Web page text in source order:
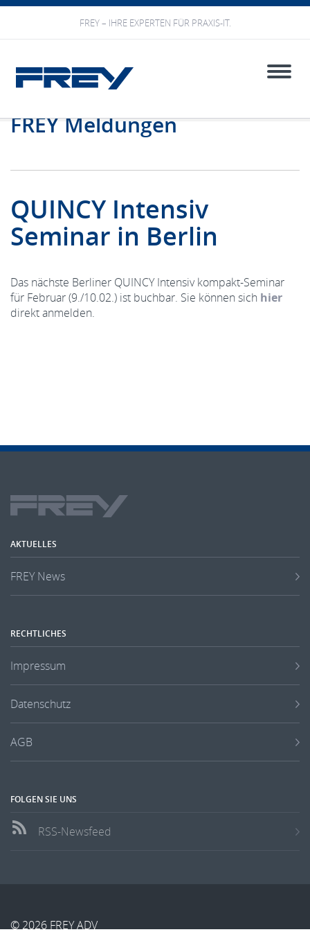
FREY – IHRE EXPERTEN FÜR PRAXIS-IT.
Toggle
FREY Meldungen
QUINCY Intensiv
Seminar in Berlin
Das nächste Berliner QUINCY Intensiv kompakt-Seminar
für Februar (9./10.02.) ist buchbar. Sie können sich hier
direkt anmelden.
AKTUELLES
FREY News
RECHTLICHES
Impressum
Datenschutz
AGB
FOLGEN SIE UNS
RSS-Newsfeed
© 2026 FREY ADV